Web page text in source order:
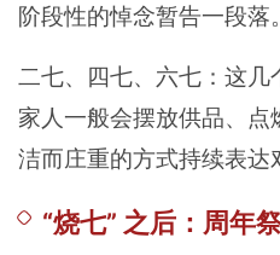
阶段性的悼念暂告一段落。
二七、四七、六七：这几
家人一般会摆放供品、
洁而庄重的方式持续表达
“烧七” 之后：周年